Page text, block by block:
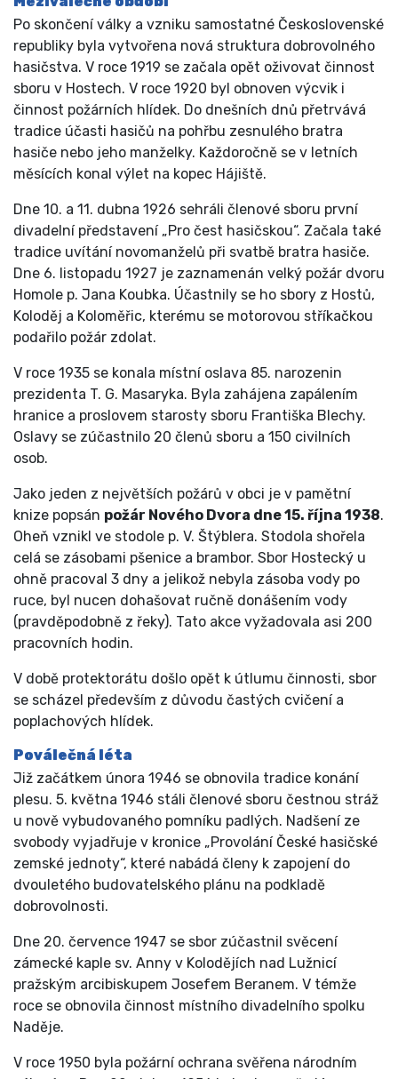
Po skončení války a vzniku samostatné Československé
republiky byla vytvořena nová struktura dobrovolného
hasičstva. V roce 1919 se začala opět oživovat činnost
sboru v Hostech. V roce 1920 byl obnoven výcvik i
činnost požárních hlídek. Do dnešních dnů přetrvává
tradice účasti hasičů na pohřbu zesnulého bratra
hasiče nebo jeho manželky. Každoročně se v letních
měsících konal výlet na kopec Hájiště.
Dne 10. a 11. dubna 1926 sehráli členové sboru první
divadelní představení „Pro čest hasičskou“. Začala také
tradice uvítání novomanželů při svatbě bratra hasiče.
Dne 6. listopadu 1927 je zaznamenán velký požár dvoru
Homole p. Jana Koubka. Účastnily se ho sbory z Hostů,
Koloděj a Koloměřic, kterému se motorovou stříkačkou
podařilo požár zdolat.
V roce 1935 se konala místní oslava 85. narozenin
prezidenta T. G. Masaryka. Byla zahájena zapálením
hranice a proslovem starosty sboru Františka Blechy.
Oslavy se zúčastnilo 20 členů sboru a 150 civilních
osob.
Jako jeden z největších požárů v obci je v pamětní
knize popsán požár Nového Dvora dne 15. října 1938.
Oheň vznikl ve stodole p. V. Štýblera. Stodola shořela
celá se zásobami pšenice a brambor. Sbor Hostecký u
ohně pracoval 3 dny a jelikož nebyla zásoba vody po
ruce, byl nucen dohašovat ručně donášením vody
(pravděpodobně z řeky). Tato akce vyžadovala asi 200
pracovních hodin.
V době protektorátu došlo opět k útlumu činnosti, sbor
se scházel především z důvodu častých cvičení a
poplachových hlídek.
Poválečná léta
Již začátkem února 1946 se obnovila tradice konání
plesu. 5. května 1946 stáli členové sboru čestnou stráž
u nově vybudovaného pomníku padlých. Nadšení ze
svobody vyjadřuje v kronice „Provolání České hasičské
zemské jednoty“, které nabádá členy k zapojení do
dvouletého budovatelského plánu na podkladě
dobrovolnosti.
Dne 20. července 1947 se sbor zúčastnil svěcení
zámecké kaple sv. Anny v Kolodějích nad Lužnicí
pražským arcibiskupem Josefem Beranem. V témže
roce se obnovila činnost místního divadelního spolku
Naděje.
V roce 1950 byla požární ochrana svěřena národním